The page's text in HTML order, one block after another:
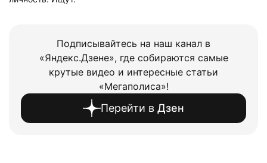
Подписывайтесь на наш канал в
«Яндекс.Дзене», где собираются самые
крутые видео и интересные статьи
«Мегаполиса»!
Перейти в Дзен